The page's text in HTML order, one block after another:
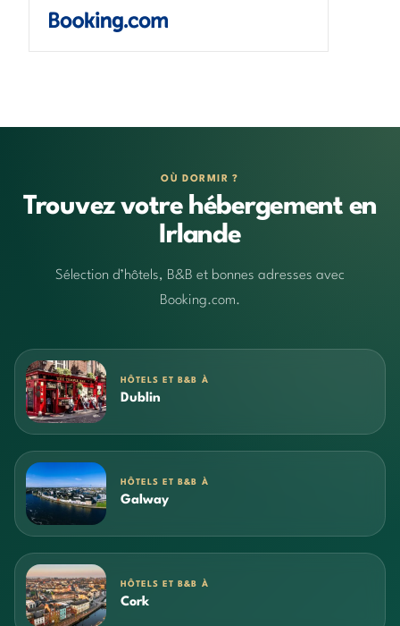
OÙ DORMIR ?
Trouvez votre hébergement en
Irlande
Sélection d’hôtels, B&B et bonnes adresses avec
Booking.com.
HÔTELS ET B&B À
Dublin
HÔTELS ET B&B À
Galway
HÔTELS ET B&B À
Cork